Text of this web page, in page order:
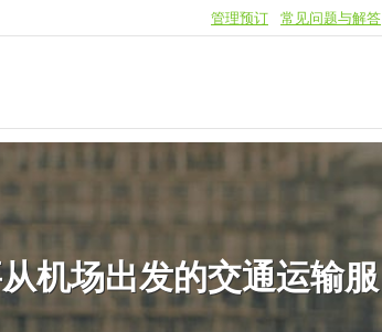
管理预订 常见问题与解答
机场出发的交通运输服